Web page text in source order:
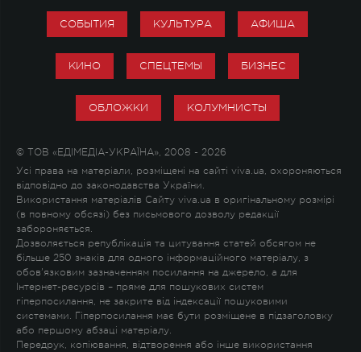
СОБЫТИЯ КУЛЬТУРА АФИША
КИНО СПЕЦТЕМЫ БИЗНЕС
ОБЛОЖКИ КОЛУМНИСТЫ
© ТОВ «ЕДІМЕДІА-УКРАЇНА», 2008 - 2026
Усі права на матеріали, розміщені на сайті viva.ua, охороняються
відповідно до законодавства України.
Використання матеріалів Сайту viva.ua в оригінальному розмірі
(в повному обсязі) без письмового дозволу редакції
забороняється.
Дозволяється републікація та цитування статей обсягом не
більше 250 знаків для одного інформаційного матеріалу, з
обов'язковим зазначенням посилання на джерело, а для
Інтернет-ресурсів – пряме для пошукових систем
гіперпосилання, не закрите від індексації пошуковими
системами. Гіперпосилання має бути розміщене в підзаголовку
або першому абзаці матеріалу.
Передрук, копіювання, відтворення або інше використання